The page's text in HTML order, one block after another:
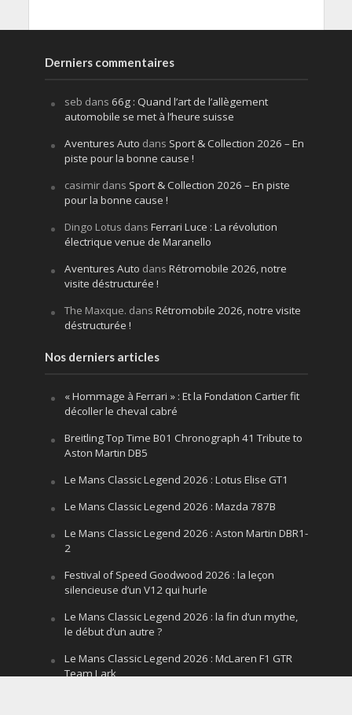
Derniers commentaires
seb dans 66g : Quand l’art de l’allègement
automobile se met à l’heure suisse
Aventures Auto dans Sport & Collection 2026 – En
piste pour la bonne cause !
casimirdans Sport & Collection 2026 – En piste
pour la bonne cause !
Dingo Lotus dans Ferrari Luce : La révolution
électrique venue de Maranello
Aventures Auto dans Rétromobile 2026, notre
visite déstructurée !
The Maxque. dans Rétromobile 2026, notre visite
déstructurée !
Nos derniers articles
« Hommage à Ferrari » : Et la Fondation Cartier fit
décoller le cheval cabré
Breitling Top Time B01 Chronograph 41 Tribute to
Aston Martin DB5
Le Mans Classic Legend 2026 : Lotus Elise GT1
Le Mans Classic Legend 2026 : Mazda 787B
Le Mans Classic Legend 2026 : Aston Martin DBR1-
2
Festival of Speed Goodwood 2026 : la leçon
silencieuse d’un V12 qui hurle
Le Mans Classic Legend 2026 : la fin d’un mythe,
le début d’un autre ?
Le Mans Classic Legend 2026 : McLaren F1 GTR
Team Lark